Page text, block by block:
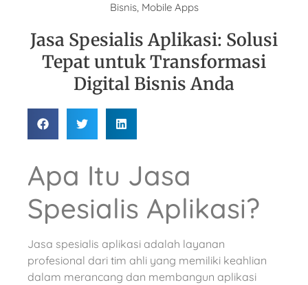
Bisnis, Mobile Apps
Jasa Spesialis Aplikasi: Solusi
Tepat untuk Transformasi
Digital Bisnis Anda
Apa Itu Jasa
Spesialis Aplikasi?
Jasa spesialis aplikasi adalah layanan
profesional dari tim ahli yang memiliki keahlian
dalam merancang dan membangun aplikasi